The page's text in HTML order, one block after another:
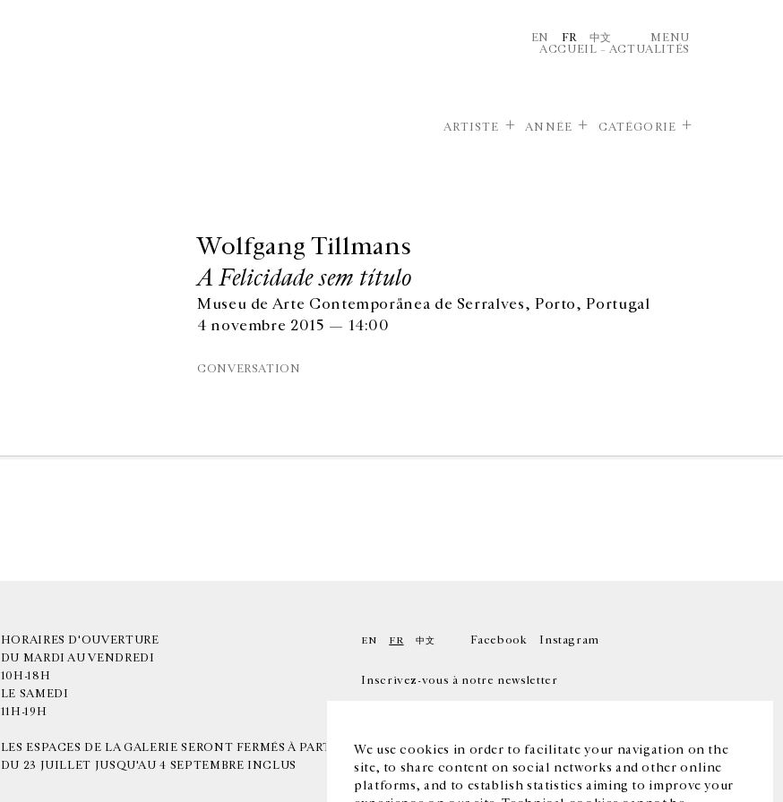
We use cookies in order to facilitate your navigation on the
site, to share content on social networks and other online
platforms, and to establish statistics aiming to improve your
EN FR 中文
MENU
ACCUEIL – ACTUALITÉS
ARTISTE ANNÉE CATÉGORIE
Wolfgang Tillmans
A Felicidade sem título
Museu de Arte Contemporãnea de Serralves, Porto, Portugal
4 novembre 2015 — 14:00
CONVERSATION
HORAIRES D'OUVERTURE
DU MARDI AU VENDREDI
10H-18H
LE SAMEDI
11H-19H
LES ESPACES DE LA GALERIE SERONT FERMÉS À PARTIR
DU 23 JUILLET JUSQU'AU 4 SEPTEMBRE INCLUS
EN FR 中文 Facebook Instagram
Inscrivez-vous à notre newsletter